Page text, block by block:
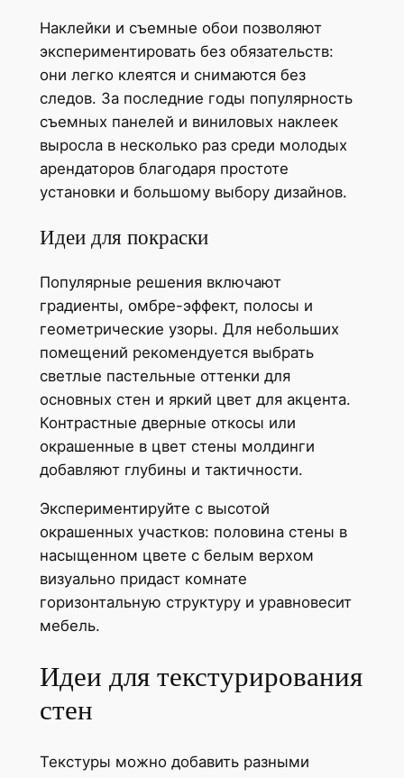
Наклейки и съемные обои позволяют
экспериментировать без обязательств:
они легко клеятся и снимаются без
следов. За последние годы популярность
съемных панелей и виниловых наклеек
выросла в несколько раз среди молодых
арендаторов благодаря простоте
установки и большому выбору дизайнов.
Идеи для покраски
Популярные решения включают
градиенты, омбре-эффект, полосы и
геометрические узоры. Для небольших
помещений рекомендуется выбрать
светлые пастельные оттенки для
основных стен и яркий цвет для акцента.
Контрастные дверные откосы или
окрашенные в цвет стены молдинги
добавляют глубины и тактичности.
Экспериментируйте с высотой
окрашенных участков: половина стены в
насыщенном цвете с белым верхом
визуально придаст комнате
горизонтальную структуру и уравновесит
мебель.
Идеи для текстурирования
стен
Текстуры можно добавить разными